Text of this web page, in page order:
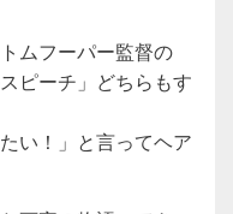
ムフーパー監督の
ピーチ」どちらもす
い！」と言ってヘア